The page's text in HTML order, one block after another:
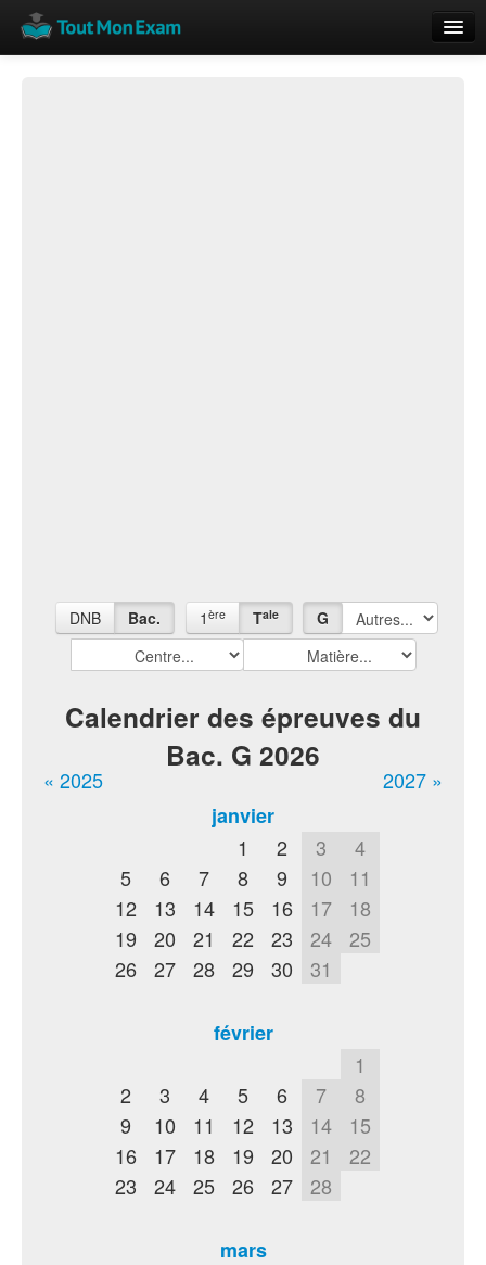
DNB Bac. 1 ère Tale G
Calendrier des épreuves du
Bac. G 2026
« 2025
2027 »
janvier
1
2 3
4
5
6 7 8 9 10
11
12
13 14 15 16 17
18
19
20 21 22 23 24
25
26
27 28 29 30 31
février
1
2
3 4 5 6 7
8
9
10 11 12 13 14
15
16
17 18 19 20 21
22
23
24 25 26 27 28
mars